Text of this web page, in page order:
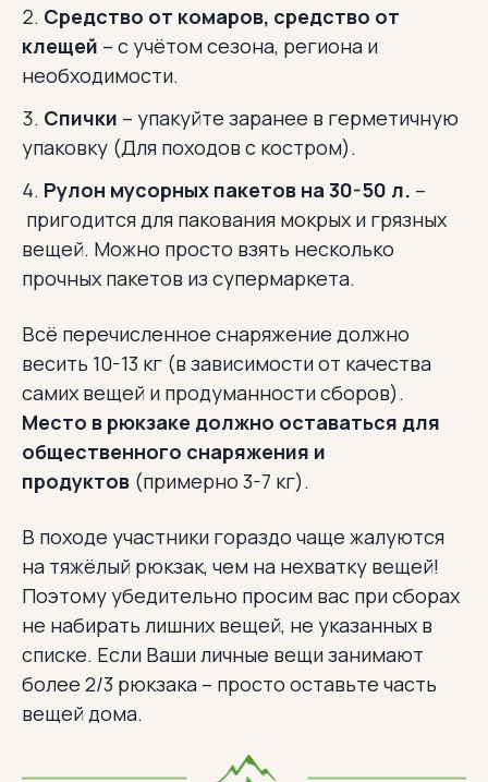
Средство от комаров, средство от
клещей – с учётом сезона, региона и
необходимости.
Спички – упакуйте заранее в герметичную
упаковку (Для походов с костром).
Рулон мусорных пакетов на 30-50 л. –
пригодится для пакования мокрых и грязных
вещей. Можно просто взять несколько
прочных пакетов из супермаркета.
Всё перечисленное снаряжение должно
весить 10-13 кг (в зависимости от качества
самих вещей и продуманности сборов).
Место в рюкзаке должно оставаться для
общественного снаряжения и
продуктов (примерно 3-7 кг).
В походе участники гораздо чаще жалуются
на тяжёлый рюкзак, чем на нехватку вещей!
Поэтому убедительно просим вас при сборах
не набирать лишних вещей, не указанных в
списке. Если Ваши личные вещи занимают
более 2/3 рюкзака – просто оставьте часть
вещей дома.